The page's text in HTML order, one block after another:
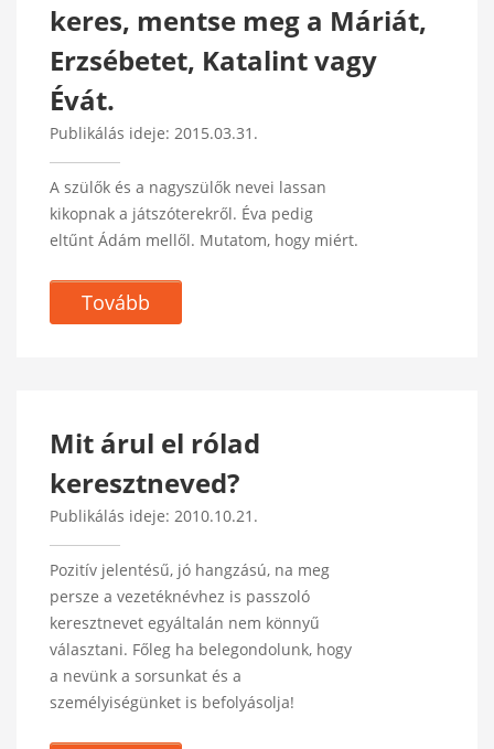
keres, mentse meg a Máriát,
Erzsébetet, Katalint vagy
Évát.
Publikálás ideje: 2015.03.31.
A szülők és a nagyszülők nevei lassan
kikopnak a játszóterekről. Éva pedig
eltűnt Ádám mellől. Mutatom, hogy miért.
Tovább
Mit árul el rólad
keresztneved?
Publikálás ideje: 2010.10.21.
Pozitív jelentésű, jó hangzású, na meg
persze a vezetéknévhez is passzoló
keresztnevet egyáltalán nem könnyű
választani. Főleg ha belegondolunk, hogy
a nevünk a sorsunkat és a
személyiségünket is befolyásolja!